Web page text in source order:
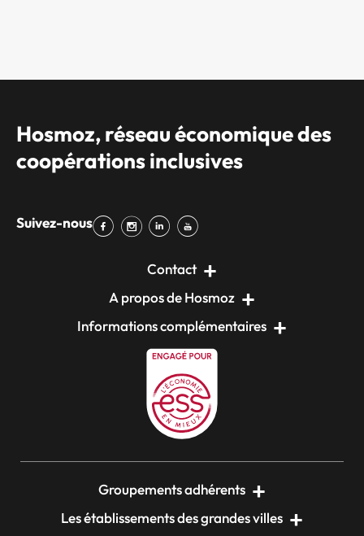
Hosmoz, réseau économique des
coopérations inclusives
Suivez-nous
Contact
A propos de Hosmoz
Informations complémentaires
Groupements adhérents
Les établissements des grandes villes